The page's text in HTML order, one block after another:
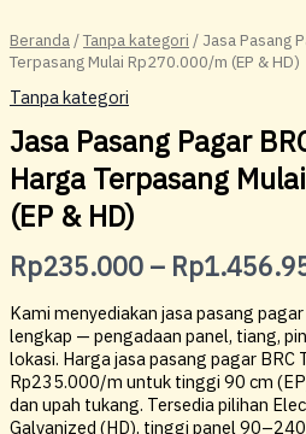
Beranda /Tanpa kategori / Jasa Pasang
Terpasang Mulai Rp270.000/m (EP & HD)
Tanpa kategori
Jasa Pasang Pagar
Harga Terpasang
(EP & HD)
Rp235.000 – Rp
Kami menyediakan jasa pasang
lengkap — pengadaan panel, tiang,
lokasi. Harga jasa pasang pagar BRC
Rp235.000/m untuk tinggi 90 cm
dan upah tukang. Tersedia pilihan
Galvanized (HD), tinggi panel
–
Harga
Terpasang
Rp270.000/m
(EP
&
HD)